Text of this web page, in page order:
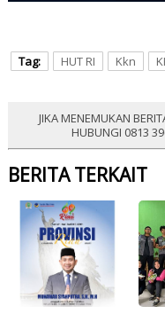
Tag: HUT RI Kkn
JIKA MENEMUKAN
HUBUNGI 0813
BERITA TERKAIT